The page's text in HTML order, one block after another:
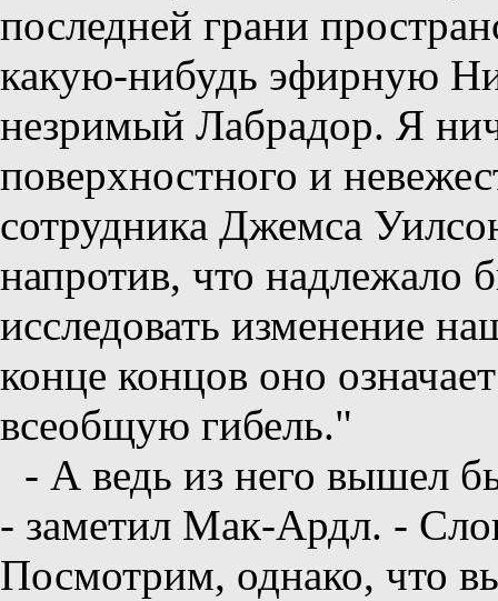
последней грани
какую-нибудь эфирную
незримый Лабрадор. Я
поверхностного и
сотрудника Джемса
напротив, что надлежало
исследовать изменение
конце концов оно
всеобщую гибель."
- А ведь из него вышел
- заметил Мак-Ардл. -
Посмотрим, однако, что